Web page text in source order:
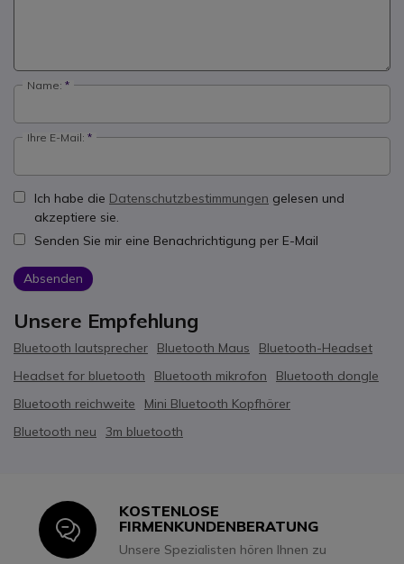
Name:
Ihre E-Mail:
Ich habe die Datenschutzbestimmungen gelesen und
akzeptiere sie.
Senden Sie mir eine Benachrichtigung per E-Mail
Absenden
Unsere Empfehlung
Bluetooth lautsprecher Bluetooth Maus
Bluetooth-Headset
Headset for bluetooth
Bluetooth mikrofon
Bluetooth dongle
Bluetooth reichweite
Mini Bluetooth Kopfhörer
Bluetooth neu
3m bluetooth
Icon
KOSTENLOSE
FIRMENKUNDENBERATUNG
Unsere Spezialisten hören Ihnen zu